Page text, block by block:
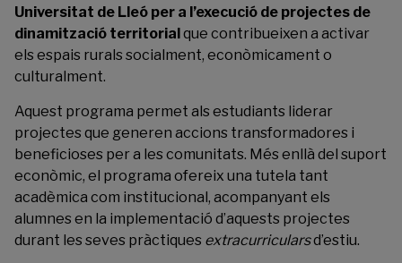
Universitat de Lleó per a l’execució de projectes de
dinamització territorialque contribueixen a activar
els espais rurals socialment, econòmicament o
culturalment.
Aquest programa permet als estudiants liderar
projectes que generen accions transformadores i
beneficioses per a les comunitats. Més enllà del suport
econòmic, el programa ofereix una tutela tant
acadèmica com institucional, acompanyant els
alumnes en la implementació d’aquests projectes
durant les seves pràctiques extracurricularsd’estiu.